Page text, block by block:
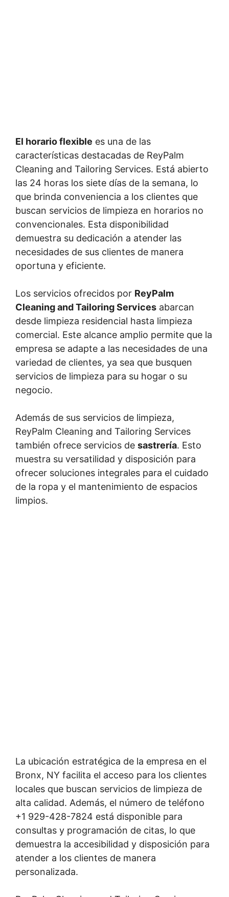
El horario flexible es una de las
características destacadas de ReyPalm
Cleaning and Tailoring Services. Está abierto
las 24 horas los siete días de la semana, lo
que brinda conveniencia a los clientes que
buscan servicios de limpieza en horarios no
convencionales. Esta disponibilidad
demuestra su dedicación a atender las
necesidades de sus clientes de manera
oportuna y eficiente.
Los servicios ofrecidos por ReyPalm
Cleaning and Tailoring Services abarcan
desde limpieza residencial hasta limpieza
comercial. Este alcance amplio permite que la
empresa se adapte a las necesidades de una
variedad de clientes, ya sea que busquen
servicios de limpieza para su hogar o su
negocio.
Además de sus servicios de limpieza,
ReyPalm Cleaning and Tailoring Services
también ofrece servicios de sastrería. Esto
muestra su versatilidad y disposición para
ofrecer soluciones integrales para el cuidado
de la ropa y el mantenimiento de espacios
limpios.
La ubicación estratégica de la empresa en el
Bronx, NY facilita el acceso para los clientes
locales que buscan servicios de limpieza de
alta calidad. Además, el número de teléfono
+1 929-428-7824 está disponible para
consultas y programación de citas, lo que
demuestra la accesibilidad y disposición para
atender a los clientes de manera
personalizada.